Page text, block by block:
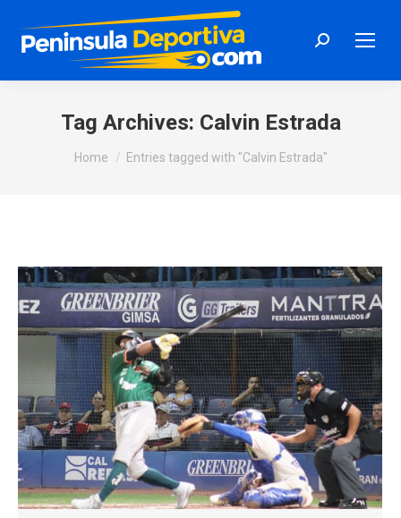
Search:
Tag Archives: Calvin Estrada
You are here:
Home Entries tagged with "Calvin Estrada"